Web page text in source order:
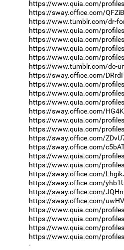
https://www.quia.com/
https://sway.office.com/
https://www.tumblr.com/dr-
https://www.quia.com/
https://www.quia.com/
https://www.quia.com/
https://www.quia.com/
https://www.tumblr.com/dc-
https://sway.office.com/
https://www.quia.com/
https://www.quia.com/
https://www.quia.com/
https://sway.office.com/
https://www.quia.com/
https://www.quia.com/
https://sway.office.com/
https://sway.office.com/
https://www.quia.com/
https://www.quia.com/
https://sway.office.com/
https://sway.office.com/
https://sway.office.com/
https://sway.office.com/
https://www.quia.com/
https://www.quia.com/
https://www.quia.com/
https://www.quia.com/
·